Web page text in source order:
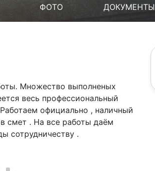
ФОТО ДОКУМЕНТЫ
Множество выполненых
весь профессиональный
официально , наличный
смет . На все работы даём
сотрудничеству .